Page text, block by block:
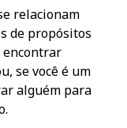
relacionam
de propósitos
encontrar
se você é um
alguém para